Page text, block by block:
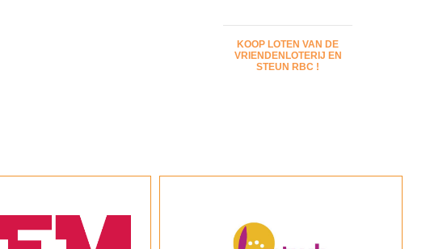
KOOP LOTEN VAN DE
VRIENDENLOTERIJ EN
STEUN RBC !